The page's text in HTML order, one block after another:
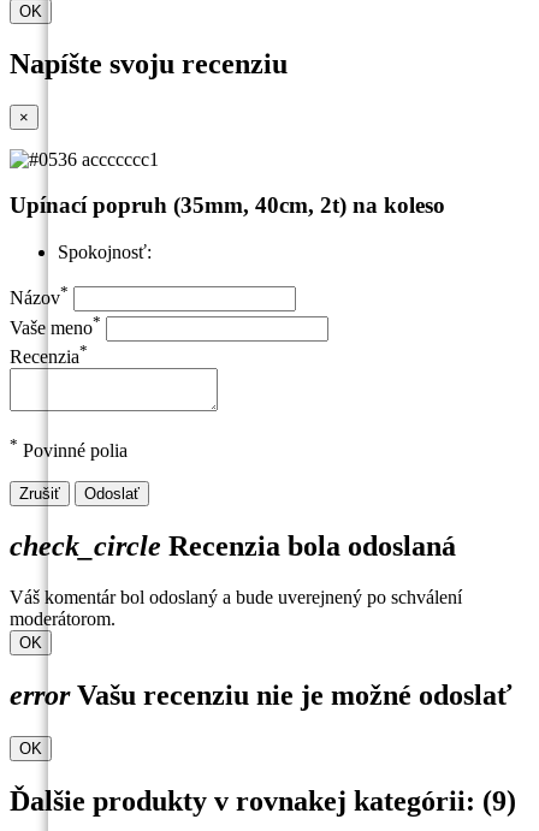
OK
Napíšte svoju recenziu
×
Upínací popruh (35mm, 40cm, 2t) na koleso
Spokojnosť:
Názov*
Vaše meno*
Recenzia*
* Povinné polia
Zrušiť Odoslať
check_circle Recenzia bola odoslaná
Váš komentár bol odoslaný a bude uverejnený po schválení
moderátorom.
OK
errorVašu recenziu nie je možné odoslať
OK
Ďalšie produkty v rovnakej kategórii: (9)